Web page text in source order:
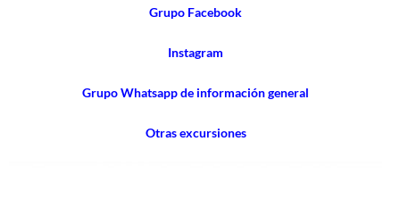
Grupo Facebook
Instagram
Grupo Whatsapp de información general
Otras excursiones